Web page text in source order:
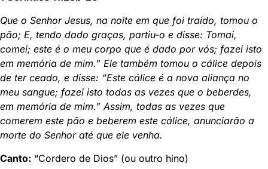
Que o Senhor Jesus, na noite em que foi traído, tomou o
pão; E, tendo dado graças, partiu-o e disse: Tomai,
comei; este é o meu corpo que é dado por vós; fazei isto
em memória de mim.” Ele também tomou o cálice depois
de ter ceado, e disse: “Este cálice é a nova aliança no
meu sangue; fazei isto todas as vezes que o beberdes,
em memória de mim.” Assim, todas as vezes que
comerem este pão e beberem este cálice, anunciarão a
morte do Senhor até que ele venha.
Canto: “Cordero de Dios” (ou outro hino)